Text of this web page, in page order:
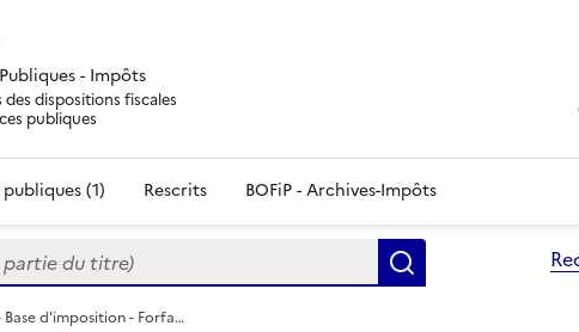
- Impôts
dispositions fiscales
publiques
(1) Rescrits BOFiP - Archives-Impôts
du titre)
Base d'imposition - Forfa…